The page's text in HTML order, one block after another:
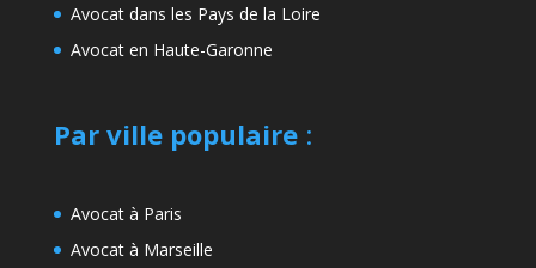
Avocat dans les Pays de la Loire
Avocat en Haute-Garonne
Par ville populaire:
Avocat à Paris
Avocat à Marseille